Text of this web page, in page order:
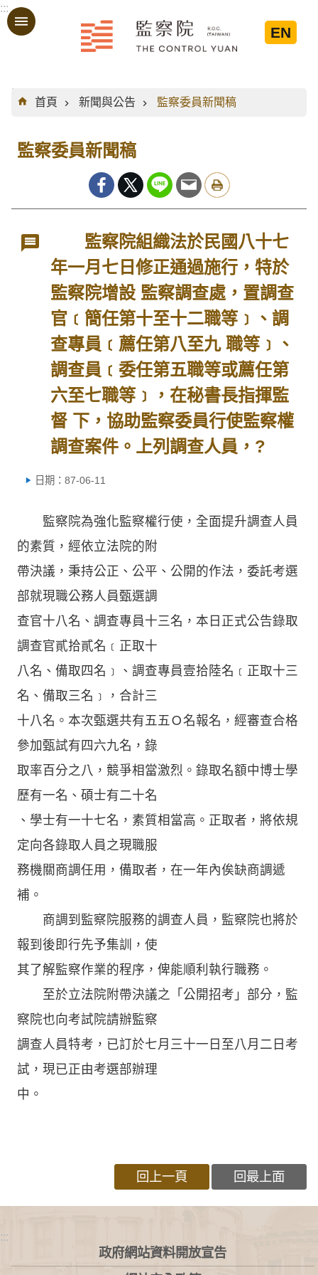
跳到主要內容區塊
:::
EN
:::
首頁
新聞與公告 監察委員新聞稿
監察委員新聞稿
監察院組織法於民國八十七
年一月七日修正通過施行，特於
監察院增設 監察調查處，置調查
官﹝簡任第十至十二職等﹞、調
查專員﹝薦任第八至九 職等﹞、
調查員﹝委任第五職等或薦任第
六至七職等﹞，在秘書長指揮監
督 下，協助監察委員行使監察權
調查案件。上列調查人員，?
日期：87-06-11
監察院為強化監察權行使，全面提升調查人員
的素質，經依立法院的附
帶決議，秉持公正、公平、公開的作法，委託考選
部就現職公務人員甄選調
查官十八名、調查專員十三名，本日正式公告錄取
調查官貳拾貳名﹝正取十
八名、備取四名﹞、調查專員壹拾陸名﹝正取十三
名、備取三名﹞，合計三
十八名。本次甄選共有五五Ｏ名報名，經審查合格
參加甄試有四六九名，錄
取率百分之八，競爭相當激烈。錄取名額中博士學
歷有一名、碩士有二十名
、學士有一十七名，素質相當高。正取者，將依規
定向各錄取人員之現職服
務機關商調任用，備取者，在一年內俟缺商調遞
補。
商調到監察院服務的調查人員，監察院也將於
報到後即行先予集訓，使
其了解監察作業的程序，俾能順利執行職務。
至於立法院附帶決議之「公開招考」部分，監
察院也向考試院請辦監察
調查人員特考，已訂於七月三十一日至八月二日考
試，現已正由考選部辦理
中。
回上一頁 回最上面
:::
政府網站資料開放宣告